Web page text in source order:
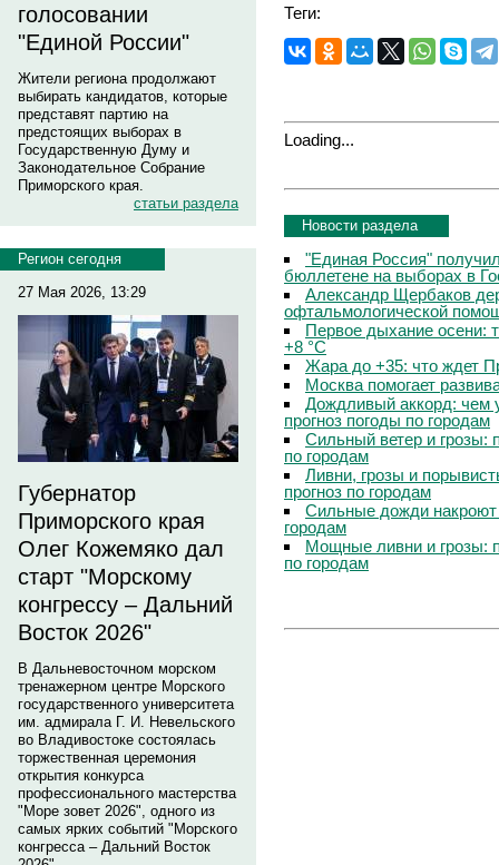
голосовании
"Единой России"
Жители региона продолжают
выбирать кандидатов, которые
представят партию на
предстоящих выборах в
Государственную Думу и
Законодательное Собрание
Приморского края.
статьи раздела
Регион сегодня
27 Мая 2026, 13:29
Губернатор
Приморского края
Олег Кожемяко дал
старт "Морскому
конгрессу – Дальний
Восток 2026"
В Дальневосточном морском
тренажерном центре Морского
государственного университета
им. адмирала Г. И. Невельского
во Владивостоке состоялась
торжественная церемония
открытия конкурса
профессионального мастерства
"Море зовет 2026", одного из
самых ярких событий "Морского
конгресса – Дальний Восток
Теги:
Loading...
Новости раздела
"Единая Россия"
бюллетене на выборах в
Александр Щербаков
офтальмологической
Первое дыхание осени:
+8 °C
Жара до +35: что ждет
Москва помогает
Дождливый аккорд: чем
прогноз погоды по городам
Сильный ветер и грозы:
по городам
Ливни, грозы и
прогноз по городам
Сильные дожди
городам
Мощные ливни и грозы:
по городам